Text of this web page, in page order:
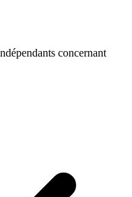
concernant